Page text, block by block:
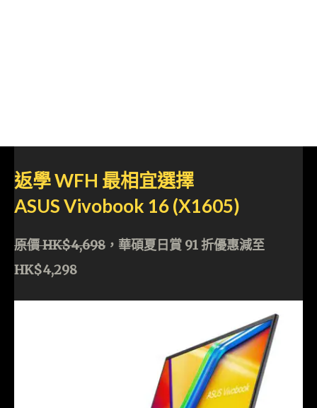
返學 WFH 最相宜選擇
ASUS Vivobook 16 (X1605)
原價 HK$4,698 ，華碩夏日賞 91 折優惠減至
HK$4,298